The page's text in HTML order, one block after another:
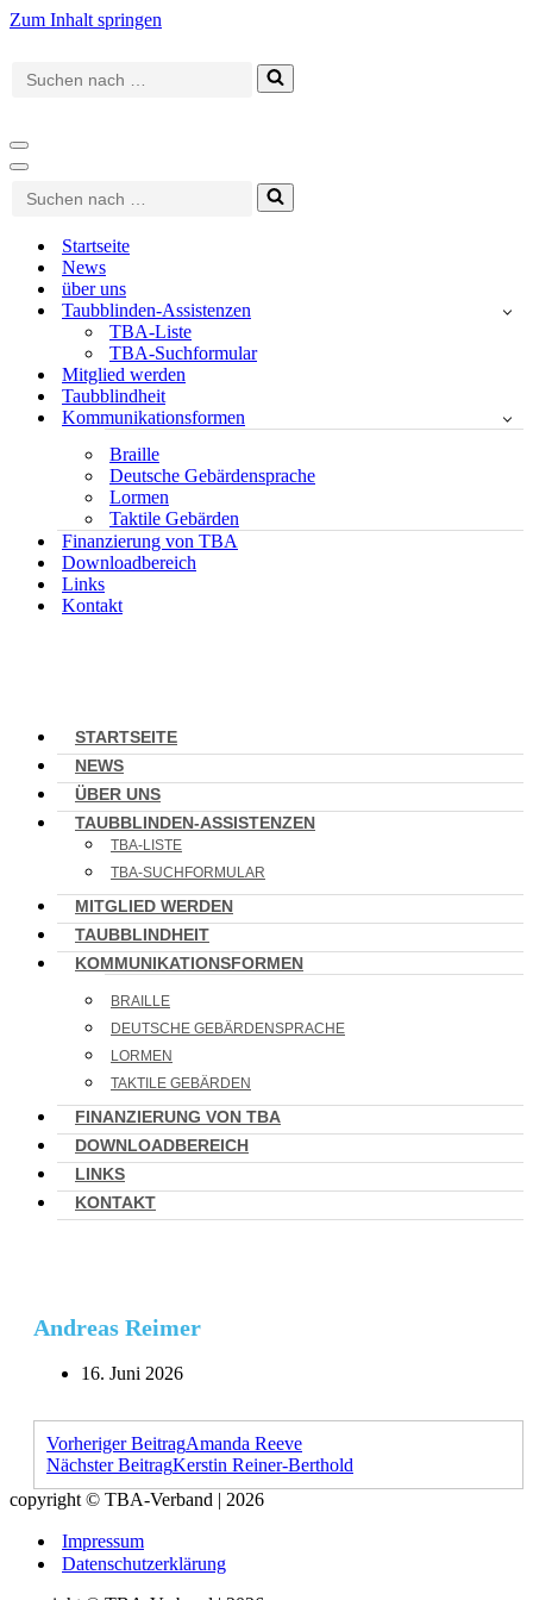
Zum Inhalt springen
Suchen
nach …
Navigationsmenü
Navigationsmenü
Suchen
nach …
Startseite
News
über uns
Taubblinden-Assistenzen
TBA-Liste
TBA-Suchformular
Mitglied werden
Taubblindheit
Kommunikationsformen
Braille
Deutsche Gebärdensprache
Lormen
Taktile Gebärden
Finanzierung von TBA
Downloadbereich
Links
Kontakt
STARTSEITE
NEWS
ÜBER UNS
TAUBBLINDEN-ASSISTENZEN
TBA-LISTE
TBA-SUCHFORMULAR
MITGLIED WERDEN
TAUBBLINDHEIT
KOMMUNIKATIONSFORMEN
BRAILLE
DEUTSCHE GEBÄRDENSPRACHE
LORMEN
TAKTILE GEBÄRDEN
FINANZIERUNG VON TBA
DOWNLOADBEREICH
LINKS
KONTAKT
Andreas Reimer
16. Juni 2026
Vorheriger BeitragAmanda Reeve
Nächster BeitragKerstin Reiner-Berthold
copyright © TBA-Verband | 2026
Impressum
Datenschutzerklärung